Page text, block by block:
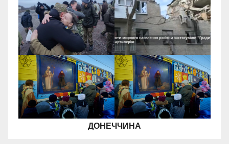
ДОНЕЧЧИНА